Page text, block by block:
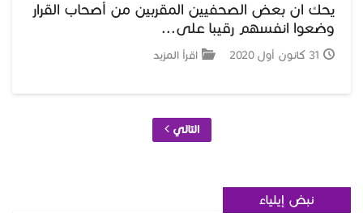
يحك ان بعض الصحفيين المقربين من أصحاب القرار
وضعوا انفسهم رقيبا على...
31 كانون أول 2020 اقرأ المزيد
التالي
نبض إيلياء